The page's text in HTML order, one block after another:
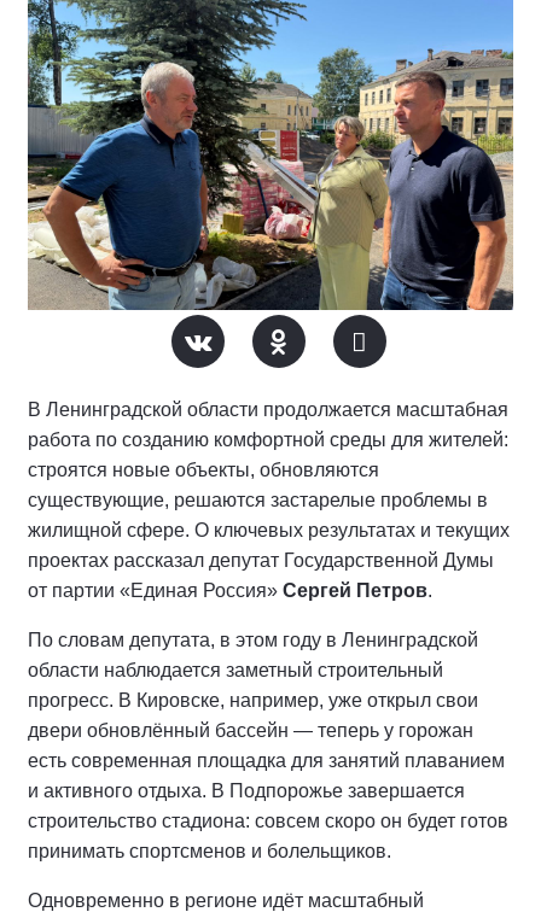
В Ленинградской области продолжается масштабная
работа по созданию комфортной среды для жителей:
строятся новые объекты, обновляются
существующие, решаются застарелые проблемы в
жилищной сфере. О ключевых результатах и текущих
проектах рассказал депутат Государственной Думы
от партии «Единая Россия» Сергей Петров.
По словам депутата, в этом году в Ленинградской
области наблюдается заметный строительный
прогресс. В Кировске, например, уже открыл свои
двери обновлённый бассейн — теперь у горожан
есть современная площадка для занятий плаванием
и активного отдыха. В Подпорожье завершается
строительство стадиона: совсем скоро он будет готов
принимать спортсменов и болельщиков.
Одновременно в регионе идёт масштабный